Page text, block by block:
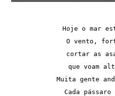
Hoje o mar
O vento,
cortar as
que voam
Muita gente
Cada pássaro